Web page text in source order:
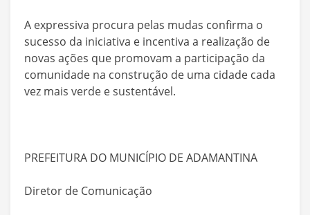
A expressiva procura pelas mudas confirma o
sucesso da iniciativa e incentiva a realização de
novas ações que promovam a participação da
comunidade na construção de uma cidade cada
vez mais verde e sustentável.
PREFEITURA DO MUNICÍPIO DE ADAMANTINA
Diretor de Comunicação